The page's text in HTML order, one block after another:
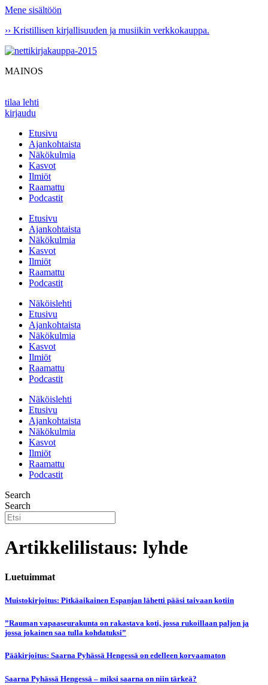
Mene sisältöön
›› Kristillisen kirjallisuuden ja musiikin verkkokauppa.
MAINOS
tilaa lehti
kirjaudu
Etusivu
Ajankohtaista
Näkökulmia
Kasvot
Ilmiöt
Raamattu
Podcastit
Etusivu
Ajankohtaista
Näkökulmia
Kasvot
Ilmiöt
Raamattu
Podcastit
Näköislehti
Etusivu
Ajankohtaista
Näkökulmia
Kasvot
Ilmiöt
Raamattu
Podcastit
Näköislehti
Etusivu
Ajankohtaista
Näkökulmia
Kasvot
Ilmiöt
Raamattu
Podcastit
Search
Search
Artikkelilistaus: lyhde
Luetuimmat
Muistokirjoitus: Pitkäaikainen Espanjan lähetti pääsi taivaan kotiin
”Rauman vapaaseurakunta on rakastava koti, jossa rukoillaan paljon ja
jossa jokainen saa tulla kohdatuksi”
Pääkirjoitus: Saarna Pyhässä Hengessä on edelleen korvaamaton
Saarna Pyhässä Hengessä – miksi saarna on niin tärkeä?